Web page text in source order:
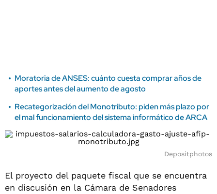
Moratoria de ANSES: cuánto cuesta comprar años de
aportes antes del aumento de agosto
Recategorización del Monotributo: piden más plazo por
el mal funcionamiento del sistema informático de ARCA
Depositphotos
El proyecto del paquete fiscal que se encuentra
en discusión en la Cámara de Senadores